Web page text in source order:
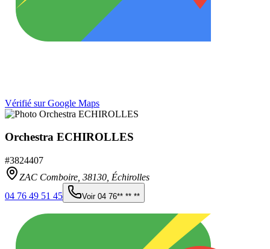
Vérifié sur Google Maps
Orchestra ECHIROLLES
#3824407
ZAC Comboire, 38130 Échirolles
04 76 49 51 45
Voir 04 76** ** **